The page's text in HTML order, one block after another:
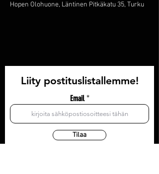
Hopen Olohuone, Läntinen Pitkäkatu 35, Turku
Liity postituslistallemme!
Email
Tilaa